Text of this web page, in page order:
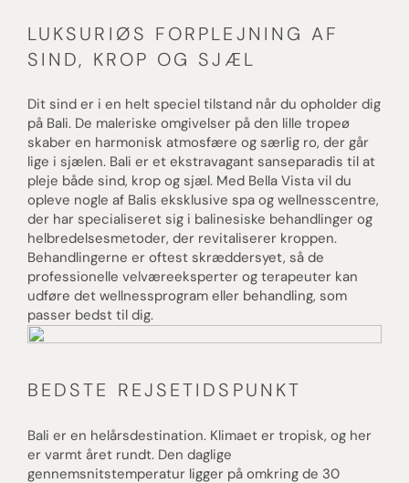
LUKSURIØS FORPLEJNING AF
SIND, KROP OG SJÆL
Dit sind er i en helt speciel tilstand når du opholder dig
på Bali. De maleriske omgivelser på den lille tropeø
skaber en harmonisk atmosfære og særlig ro, der går
lige i sjælen. Bali er et ekstravagant sanseparadis til at
pleje både sind, krop og sjæl. Med Bella Vista vil du
opleve nogle af Balis eksklusive spa og wellnesscentre,
der har specialiseret sig i balinesiske behandlinger og
helbredelsesmetoder, der revitaliserer kroppen.
Behandlingerne er oftest skræddersyet, så de
professionelle velværeeksperter og terapeuter kan
udføre det wellnessprogram eller behandling, som
passer bedst til dig.
BEDSTE REJSETIDSPUNKT
Bali er en helårsdestination. Klimaet er tropisk, og her
er varmt året rundt. Den daglige
gennemsnitstemperatur ligger på omkring de 30